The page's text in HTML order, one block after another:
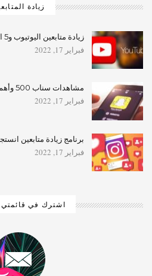
زيادة
زيادة متابعين اليوتيوب و5 استراتيجيات مجانية لزيادة…
فبراير 17, 2022
مشاهدات سناب 500 وأهم تطبيق لزيادة عدد المتابعين
فبراير 17, 2022
برنامج زيادة متابعين
فبراير 17, 2022
اشترك في قائمتي